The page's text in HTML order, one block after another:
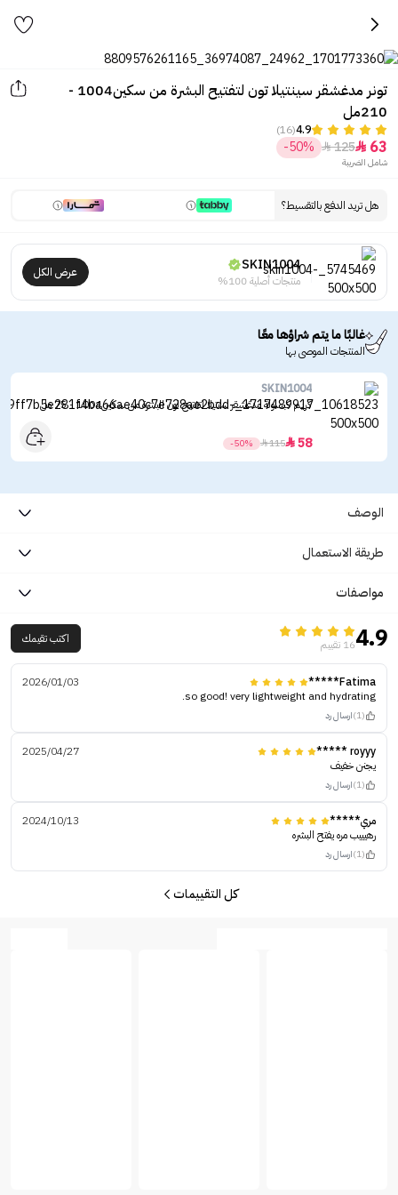
تونر مدغشقر سينتيلا تون لتفتيح البشرة من سكين1004 -
210مل
4.9
(16)
63

125

-50%
شامل الضريبة
هل تريد الدفع بالتقسيط؟
SKIN1004
منتجات أصلية 100%
عرض الكل
غالبًا ما يتم شراؤها معًا
المنتجات الموصى بها
SKIN1004
كريم كبسولة مدغشقر سنتيلا لتفتيح لون البشرة من سكين1004 - 75 مل
58

115

-50%
الوصف
طريقة الاستعمال
مواصفات
4.916 تقييم اكتب تقيمك
Fatima*****
2026/01/03
so good! very lightweight and hydrating.
(1) ارسال رد
royyy *****
2025/04/27
يجنن خفيف
(1) ارسال رد
مري*****
2024/10/13
رهيييب مره يفتح البشره
(1) ارسال رد
كل التقييمات